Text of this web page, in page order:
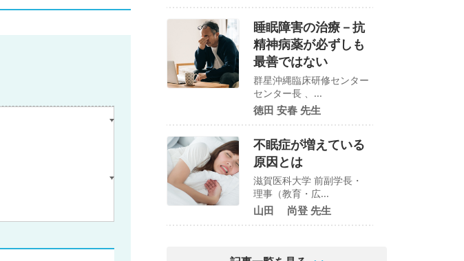
睡眠障害の治療－抗
精神病薬が必ずしも
最善ではない
群星沖縄臨床研修センター
センター長 、...
徳田 安春 先生
不眠症が増えている
原因とは
滋賀医科大学 前副学長・
理事（教育・広...
山田 尚登 先生